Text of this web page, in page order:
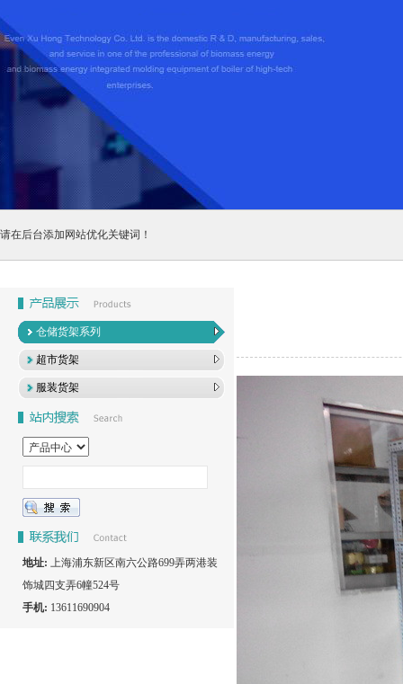
请在后台添加网站优化关键词！
仓储货架系列
超市货架
服装货架
地址: 上海浦东新区南六公路699弄两港装
饰城四支弄6幢524号
手机: 13611690904